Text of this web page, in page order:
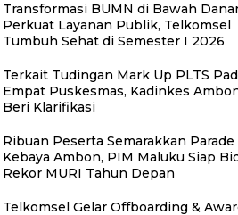
Transformasi BUMN di Bawah
Perkuat Layanan Publik, Telkomsel
Tumbuh Sehat di Semester I 2026
Terkait Tudingan Mark Up PLTS
Empat Puskesmas, Kadinkes
Beri Klarifikasi
Ribuan Peserta Semarakkan Parade
Kebaya Ambon, PIM Maluku Siap
Rekor MURI Tahun Depan
Telkomsel Gelar Offboarding &